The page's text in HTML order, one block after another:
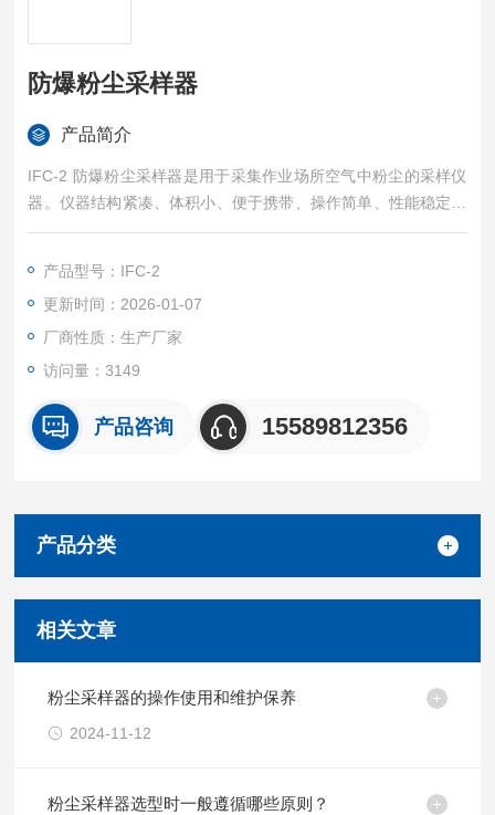
防爆粉尘采样器
产品简介
IFC-2 防爆粉尘采样器是用于采集作业场所空气中粉尘的采样仪
器。仪器结构紧凑、体积小、便于携带、操作简单、性能稳定等
优点，可广泛应用于职业卫生、冶金、矿山、化工、建材、铸
产品型号：IFC-2
更新时间：2026-01-07
厂商性质：生产厂家
访问量：3149
产品咨询 15589812356
产品分类
相关文章
粉尘采样器的操作使用和维护保养
2024-11-12
粉尘采样器选型时一般遵循哪些原则？